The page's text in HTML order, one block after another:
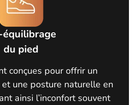
équilibrage
du pied
conçues pour offrir un
une posture naturelle en
ainsi l’inconfort souvent